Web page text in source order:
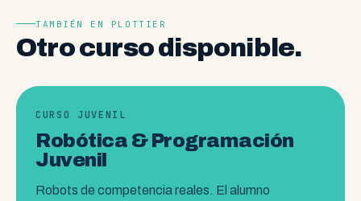
TAMBIÉN EN PLOTTIER
Otro curso disponible.
CURSO JUVENIL
Robótica & Programación
Juvenil
Robots de competencia reales. El alumno